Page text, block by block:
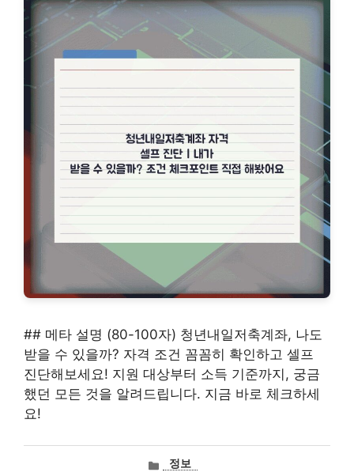
## 메타 설명 (80-100자) 청년내일저축계좌, 나도
받을 수 있을까? 자격 조건 꼼꼼히 확인하고 셀프
진단해보세요! 지원 대상부터 소득 기준까지, 궁금
했던 모든 것을 알려드립니다. 지금 바로 체크하세
요!
카정보